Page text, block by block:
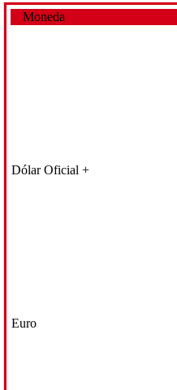
Moneda
Dólar Oficial +
Euro